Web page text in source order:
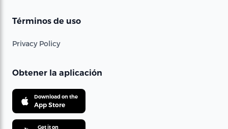
Términos de uso
Privacy Policy
Obtener la aplicación
Download on the
App Store
Get it on